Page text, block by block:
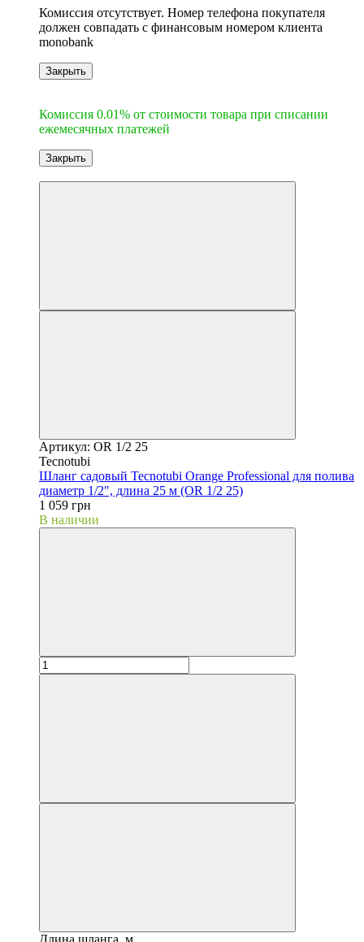
Комиссия отсутствует. Номер телефона покупателя
должен совпадать с финансовым номером клиента
monobank
Закрыть
Комиссия 0.01% от стоимости товара при списании
ежемесячных платежей
Закрыть
Артикул: OR 1/2 25
Tecnotubi
Шланг садовый Tecnotubi Orange Professional для полива
диаметр 1/2", длина 25 м (OR 1/2 25)
1 059 грн
В наличии
Длина шланга, м